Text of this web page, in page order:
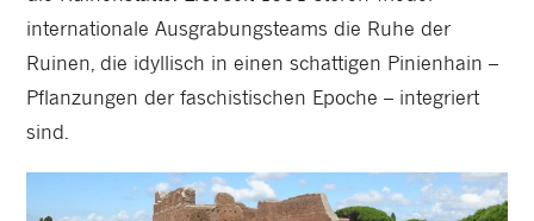
internationale Ausgrabungsteams die Ruhe der
Ruinen, die idyllisch in einen schattigen Pinienhain –
Pflanzungen der faschistischen Epoche – integriert
sind.